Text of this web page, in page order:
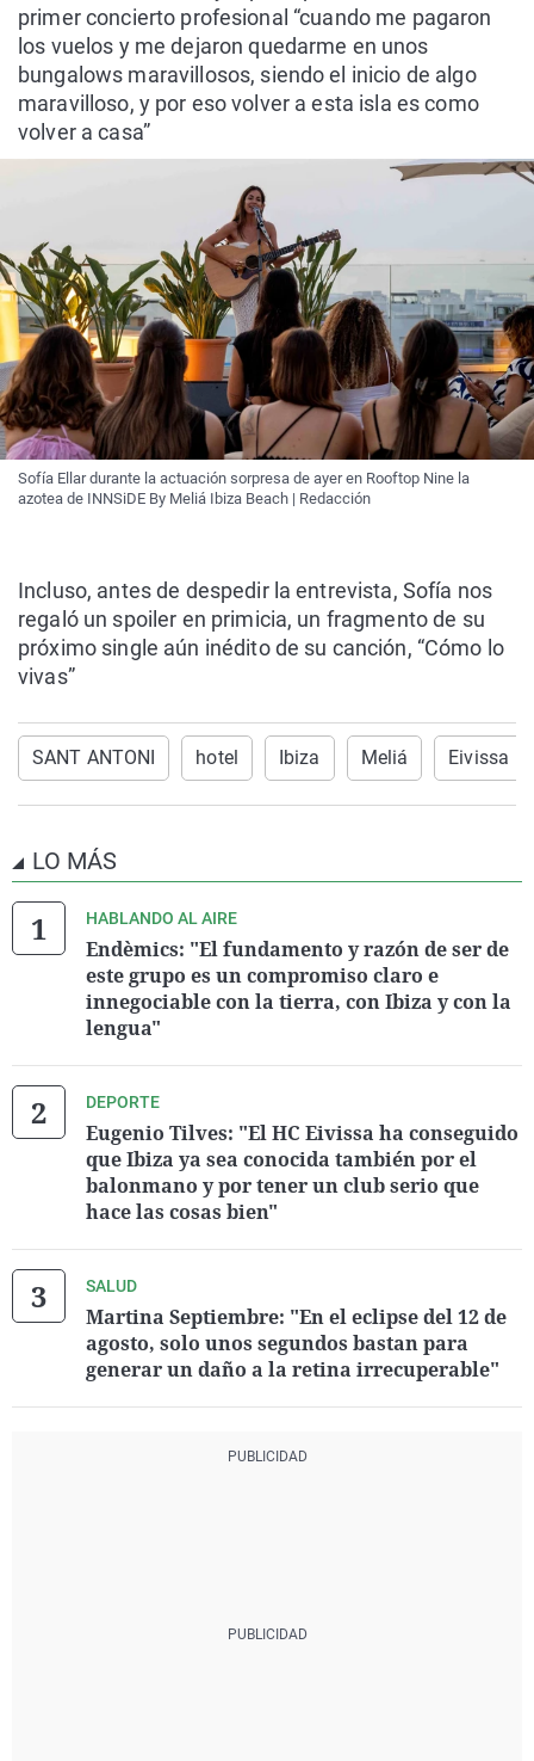
primer concierto profesional “cuando me pagaron
los vuelos y me dejaron quedarme en unos
bungalows maravillosos, siendo el inicio de algo
maravilloso, y por eso volver a esta isla es como
volver a casa”
Sofía Ellar durante la actuación sorpresa de ayer en Rooftop Nine la
azotea de INNSiDE By Meliá Ibiza Beach | Redacción
Incluso, antes de despedir la entrevista, Sofía nos
regaló un spoiler en primicia, un fragmento de su
próximo single aún inédito de su canción, “Cómo lo
vivas”
SANT ANTONI hotel Ibiza Meliá Eivissa
LO MÁS
HABLANDO AL AIRE
Endèmics: "El fundamento y razón de ser de
este grupo es un compromiso claro e
innegociable con la tierra, con Ibiza y con la
lengua"
DEPORTE
Eugenio Tilves: "El HC Eivissa ha conseguido
que Ibiza ya sea conocida también por el
balonmano y por tener un club serio que
hace las cosas bien"
SALUD
Martina Septiembre: "En el eclipse del 12 de
agosto, solo unos segundos bastan para
generar un daño a la retina irrecuperable"